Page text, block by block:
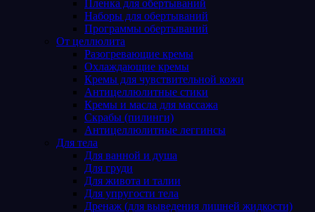
Пленка для обертываний
Наборы для обертываний
Программы обертываний
От целлюлита
Разогревающие кремы
Охлаждающие кремы
Кремы для чувствительной кожи
Антицеллюлитные стики
Кремы и масла для массажа
Скрабы (пилинги)
Антицеллюлитные леггинсы
Для тела
Для ванной и душа
Для груди
Для живота и талии
Для упругости тела
Дренаж (для выведения лишней жидкости)